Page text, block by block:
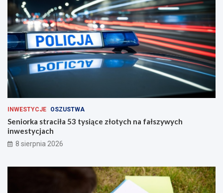
INWESTYCJE OSZUSTWA
Seniorka straciła 53 tysiące złotych na fałszywych
inwestycjach
8 sierpnia 2026